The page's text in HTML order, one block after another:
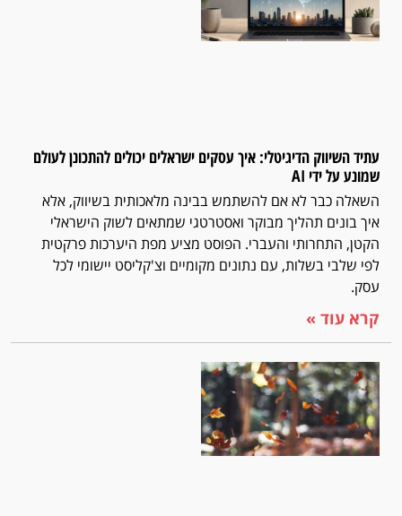
עתיד השיווק הדיגיטלי: איך עסקים ישראלים יכולים להתכונן לעולם
שמונע על ידי AI
השאלה כבר לא אם להשתמש בבינה מלאכותית בשיווק, אלא
איך בונים תהליך מבוקר ואסטרטגי שמתאים לשוק הישראלי
הקטן, התחרותי והעברי. הפוסט מציע מפת היערכות פרקטית
לפי שלבי בשלות, עם נתונים מקומיים וצ'קליסט יישומי לכל
עסק.
קרא עוד »